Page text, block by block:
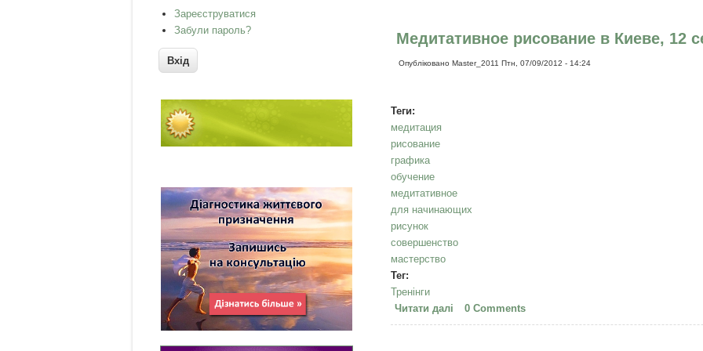
Медитативное рисование в Киеве, 12
Опубліковано Master_2011 Птн, 07/09/2012 - 14:24
Теги:
медитация
рисование
графика
обучение
медитативное
для начинающих
рисунок
совершенство
мастерство
Тег:
Тренінги
Читати далі про Медитативное рисование в Киеве, 12
0 Comments
Зареєструватися
Забули пароль?